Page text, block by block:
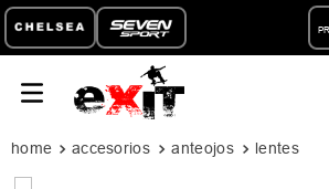
accesorios anteojos lentes